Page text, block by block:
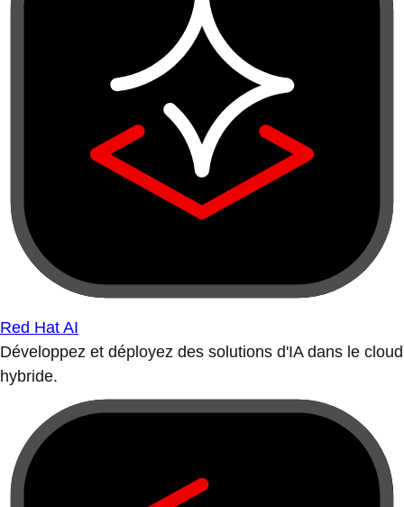
Red Hat AI
Développez et déployez des solutions d'IA dans le cloud
hybride.